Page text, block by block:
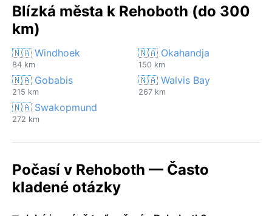
Blízká města k Rehoboth (do 300
km)
🇳🇦 Windhoek
84 km
🇳🇦 Okahandja
150 km
🇳🇦 Gobabis
215 km
🇳🇦 Walvis Bay
267 km
🇳🇦 Swakopmund
272 km
Počasí v Rehoboth — Často
kladené otázky